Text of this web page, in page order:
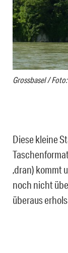
Grossbasel /
Diese kleine
‚dran) kommt
noch nicht
überaus